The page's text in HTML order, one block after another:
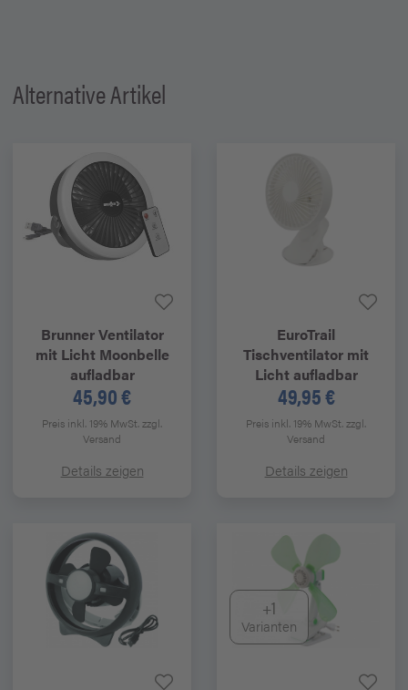
Alternative Artikel
BrunnerVentilator
mit Licht Moonbelle
aufladbar
45,90 €
Preis inkl. 19% MwSt.zzgl.
Versand
Details zeigen
EuroTrail
Tischventilator mit
Licht aufladbar
49,95 €
Preis inkl. 19% MwSt.zzgl.
Versand
Details zeigen
+1
Varianten